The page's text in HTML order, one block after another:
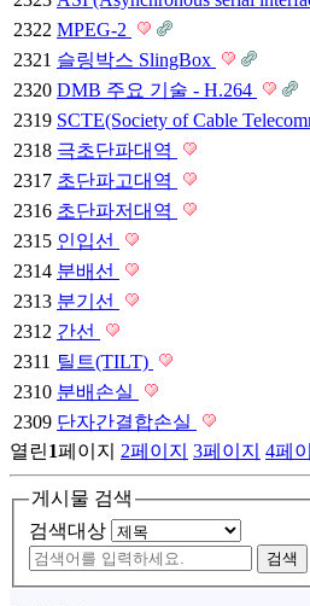
2322 MPEG-2
2321 슬링박스 SlingBox
2320 DMB 주요 기술 - H.264
2319 SCTE(Society of Cable
2318 극초단파대역
2317 초단파고대역
2316 초단파저대역
2315 인입선
2314 분배선
2313 분기선
2312 간선
2311 틸트(TILT)
2310 분배손실
2309 단자간결합손실
열린1페이지 2페이지 3페이지 4페
게시물 검색
검색대상
검색